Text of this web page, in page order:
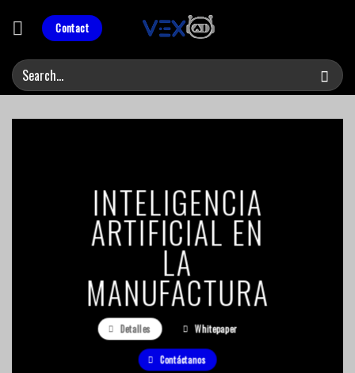
Contact
INTELIGENCIA
ARTIFICIAL EN
LA
MANUFACTURA
Detalles Whitepaper
Contáctanos